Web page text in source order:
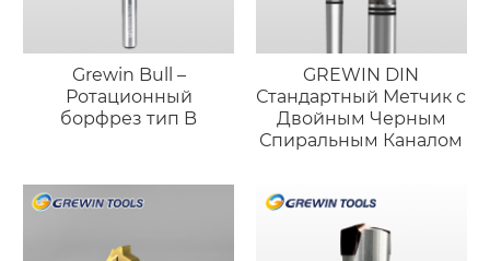
Grewin Bull –
Ротационный
борфрез тип B
GREWIN DIN
Стандартный Метчик с
Двойным Черным
Спиральным Каналом